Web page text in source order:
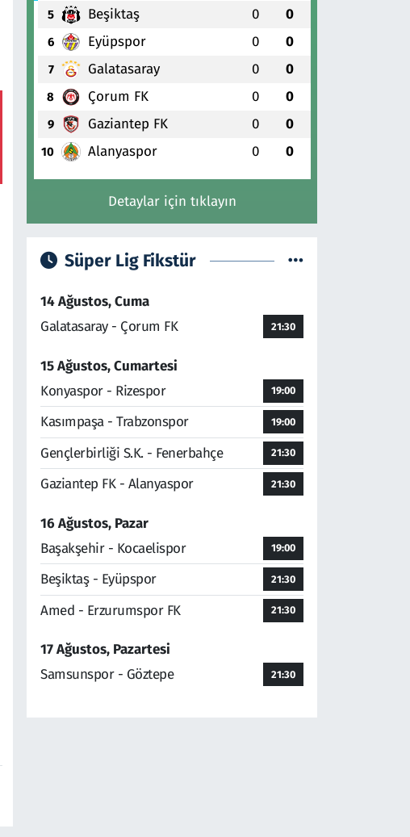
5 Beşiktaş 0 0
6 Eyüpspor 0 0
7 Galatasaray 0 0
8 Çorum FK 0 0
9 Gaziantep FK 0 0
10 Alanyaspor 0 0
Detaylar için tıklayın
Süper Lig Fikstür
14 Ağustos, Cuma
Galatasaray - Çorum FK
21:30
15 Ağustos, Cumartesi
Konyaspor - Rizespor
19:00
Kasımpaşa - Trabzonspor 19:00
Gençlerbirliği S.K. - Fenerbahçe 21:30
Gaziantep FK - Alanyaspor 21:30
16 Ağustos, Pazar
Başakşehir - Kocaelispor
19:00
Beşiktaş - Eyüpspor 21:30
Amed - Erzurumspor FK 21:30
17 Ağustos, Pazartesi
Samsunspor - Göztepe
21:30